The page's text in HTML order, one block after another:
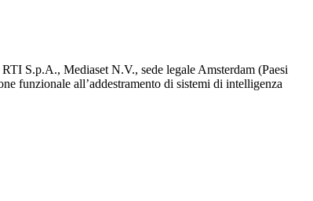
S.p.A., Mediaset N.V., sede legale Amsterdam (Paesi
funzionale all’addestramento di sistemi di intelligenza